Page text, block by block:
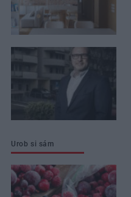
Urob si sám